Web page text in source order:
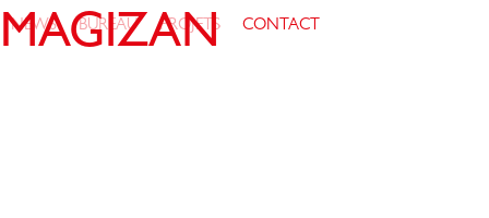
NEWS BUREAU PROJETS CONTACT
MAGIZAN